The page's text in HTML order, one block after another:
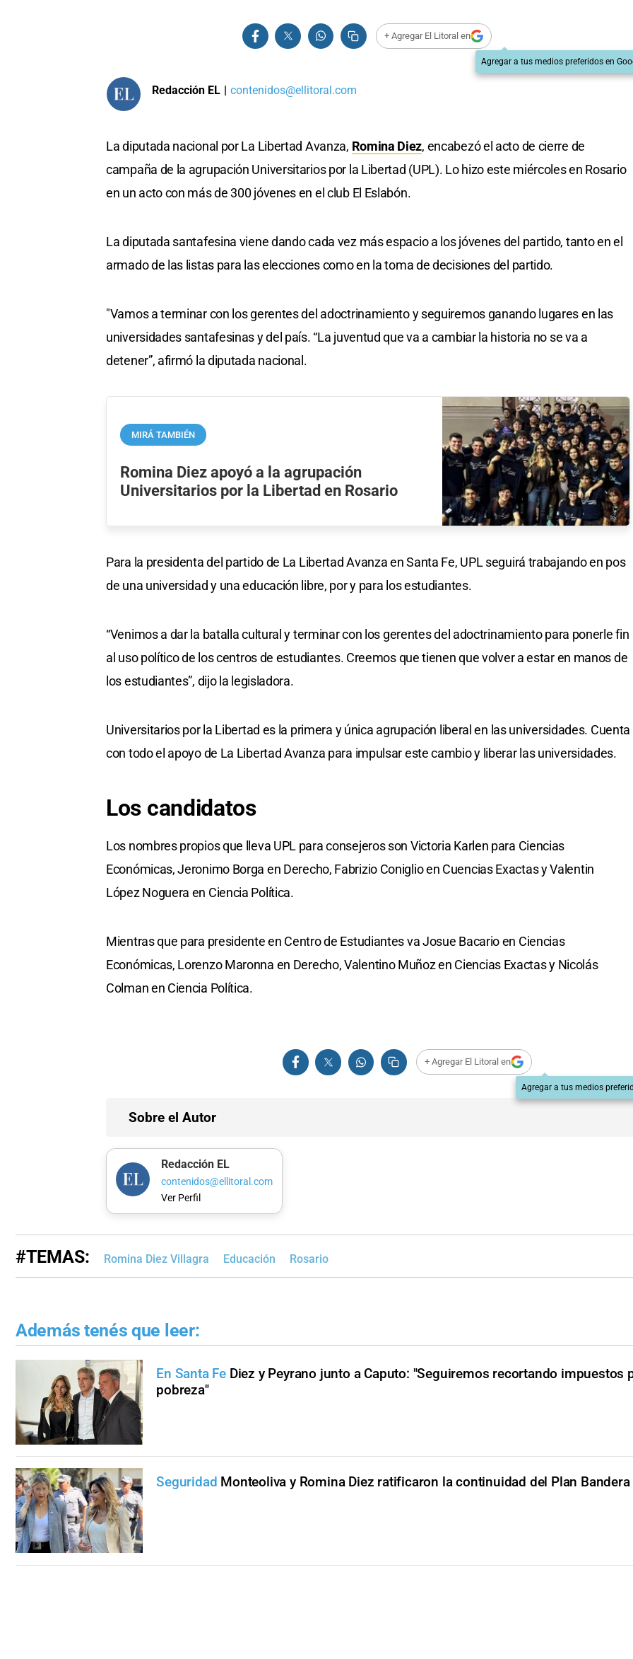
+ Agregar El Litoral en
Agregar a tus medios preferidos en
Redacción EL | contenidos@ellitoral.com
La diputada nacional por La Libertad Avanza, Romina Diez, encabezó el acto de cierre de
campaña de la agrupación Universitarios por la Libertad (UPL). Lo hizo este miércoles en Rosario
en un acto con más de 300 jóvenes en el club El Eslabón.
La diputada santafesina viene dando cada vez más espacio a los jóvenes del partido, tanto en el
armado de las listas para las elecciones como en la toma de decisiones del partido.
"Vamos a terminar con los gerentes del adoctrinamiento y seguiremos ganando lugares en las
universidades santafesinas y del país. “La juventud que va a cambiar la historia no se va a
detener”, afirmó la diputada nacional.
MIRÁ TAMBIÉN
Romina Diez apoyó a la agrupación
Universitarios por la Libertad en Rosario
Para la presidenta del partido de La Libertad Avanza en Santa Fe, UPL seguirá trabajando en pos
de una universidad y una educación libre, por y para los estudiantes.
“Venimos a dar la batalla cultural y terminar con los gerentes del adoctrinamiento para ponerle fin
al uso político de los centros de estudiantes. Creemos que tienen que volver a estar en manos de
los estudiantes”, dijo la legisladora.
Universitarios por la Libertad es la primera y única agrupación liberal en las universidades. Cuenta
con todo el apoyo de La Libertad Avanza para impulsar este cambio y liberar las universidades.
Los candidatos
Los nombres propios que lleva UPL para consejeros son Victoria Karlen para Ciencias
Económicas, Jeronimo Borga en Derecho, Fabrizio Coniglio en Cuencias Exactas y Valentin
López Noguera en Ciencia Política.
Mientras que para presidente en Centro de Estudiantes va Josue Bacario en Ciencias
Económicas, Lorenzo Maronna en Derecho, Valentino Muñoz en Ciencias Exactas y Nicolás
Colman en Ciencia Política.
+ Agregar El Litoral en
Agregar a tus medios
Sobre el Autor
Redacción EL
contenidos@ellitoral.com
Ver Perfil
#TEMAS: Romina Diez Villagra Educación Rosario
Además tenés que leer:
En Santa Fe Diez y Peyrano junto a Caputo: "Seguiremos recortando impuestos
pobreza"
Seguridad Monteoliva y Romina Diez ratificaron la continuidad del Plan